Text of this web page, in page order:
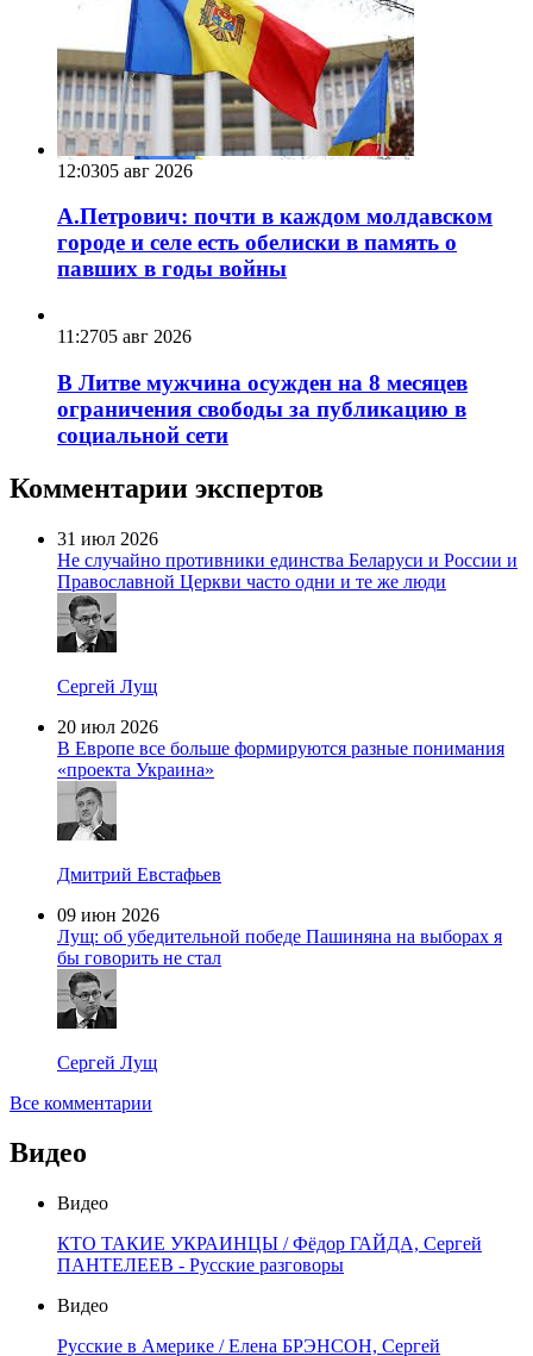
12:0305 авг 2026
А.Петрович: почти в каждом молдавском
городе и селе есть обелиски в память о
павших в годы войны
11:2705 авг 2026
В Литве мужчина осужден на 8 месяцев
ограничения свободы за публикацию в
социальной сети
Комментарии экспертов
31 июл 2026
Не случайно противники единства Беларуси и России и
Православной Церкви часто одни и те же люди
Сергей Лущ
20 июл 2026
В Европе все больше формируются разные понимания
«проекта Украина»
Дмитрий Евстафьев
09 июн 2026
Лущ: об убедительной победе Пашиняна на выборах я
бы говорить не стал
Сергей Лущ
Все комментарии
Видео
Видео
КТО ТАКИЕ УКРАИНЦЫ / Фёдор ГАЙДА, Сергей
ПАНТЕЛЕЕВ - Русские разговоры
Видео
Русские в Америке / Елена БРЭНСОН, Сергей